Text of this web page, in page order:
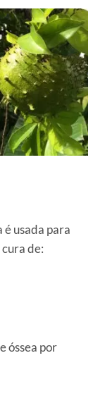
é usada para
de:
óssea por